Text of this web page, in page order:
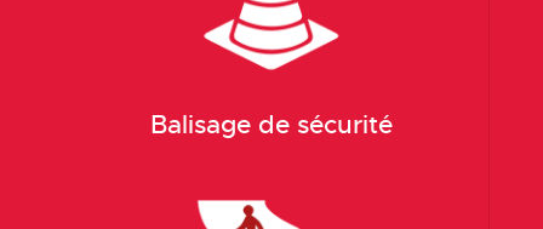
Balisage de sécurité